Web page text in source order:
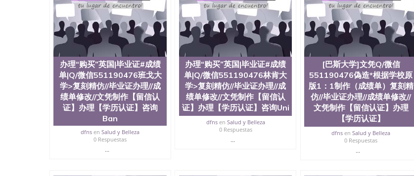
551190476 国外资格证书办理QQ微信551190476如何办理学历认证QQ微信551190476海外文凭认证办理QQ
微信551190476 圣何塞州立大学（San Jose State University, 又译为“圣荷西州立大学”）成立于1857年，简
称SJSU，是加州历史悠久的大学之一，也是美西地区的公立大学之一。位于圣何塞市San Jose中心，占地
154公顷。它是一所位于加利福尼亚州的著名综合性公立大学，它以极高的就业率，全美名列前茅的毕业薪
资，浓厚的多元化学术氛围，杰出的本科教育质量，被《福克斯》杂志评选为全美50强公立综合性大学，
每年有来自世界各地的成百上千的海外学生前往求学。 至今，这是一所在世界上享有学术地位、声誉、实
习机会和影响力的高等教育机构，并获誉为美国本科教育质量的核心代表。其计算机系与会计系更是在当
今美国大学教学排名中表现优异。其毕业生大多可以在其所处地域的世界硅谷中心得到工作机会。许多硅
谷公司甚至在学生大三和大四的学期提供许多相应科系的实习机会。无论是加州大学系统(UC)，还是加州
州立大学系统(CSU), 圣何塞州立大学都占据着加州所有大学中的地理位置。 圣何塞州立大学座落于硅谷
(Silicon Valley), 于附近的旧金山-圣何塞地区为全美的重要科技中心。约有学生三万人，超过134种学士学
科和65个硕士学科，并有来自世界60余国的学生来此就读。其有名的科系如计算机科学，电子工程学，工
商管理学，艺术设计，和航空学等，深受性肯定及好评；而各种大学部和研究所的商学课程也吸引了众多
不同国家的专业人士前来研究与学习。 二、办理流程： 1、收集客户办理信息； 2、客户付定金下单； 3、
公司确认到账转制作点做电子图； 4、电子图做好发给客户确认； 5、电子图确认好转成品部做成品； 6、
成品做好拍照或者视频确认再付余款； 7、快递给客户（国内顺丰，国外DHL）。 三、真实网上可查的证
明材料 1、教育部学历学位认证，留服真实存档可查，存档。 2、留学回国人员证明（使馆认证），使馆网
办理“购买”英国|毕业证#成绩
单|Q/微信551190476班戈大
学>复刻精仿//毕业证办理//成
绩单修改//文凭制作【留信认
证】办理【学历认证】咨询
Ban
dfns enSalud y Belleza
0 Respuestas
...
办理“购买”英国|毕业证#成绩
单|Q/微信551190476林肯大
学>复刻精仿//毕业证办理//成
绩单修改//文凭制作【留信认
证】办理【学历认证】咨询Uni
dfnsen Salud y Belleza
0 Respuestas
...
[巴斯大学]文凭Q/微信
551190476偽造*根据学校原
版1：1制作（成绩单）复刻精
仿//毕业证办理//成绩单修改//
文凭制作【留信认证】办理
【学历认证】
dfns enSalud y Belleza
0 Respuestas
...